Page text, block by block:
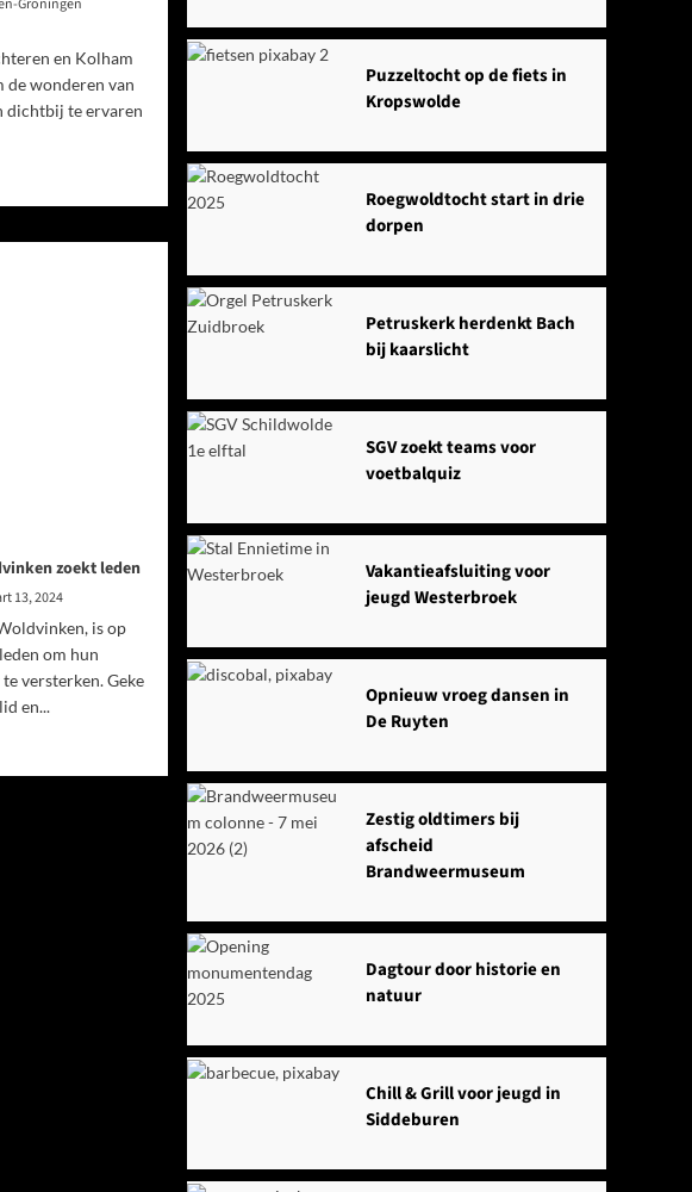
Groningen
en Kolham
de wonderen van
dichtbij te ervaren
zoekt leden
13, 2024
is op
om hun
versterken. Geke
en...
Puzzeltocht op de fiets in
Kropswolde
Roegwoldtocht start in drie
dorpen
Petruskerk herdenkt Bach
bij kaarslicht
SGV zoekt teams voor
voetbalquiz
Vakantieafsluiting voor
jeugd Westerbroek
Opnieuw vroeg dansen in
De Ruyten
Zestig oldtimers bij
afscheid
Brandweermuseum
Dagtour door historie en
natuur
Chill & Grill voor jeugd in
Siddeburen